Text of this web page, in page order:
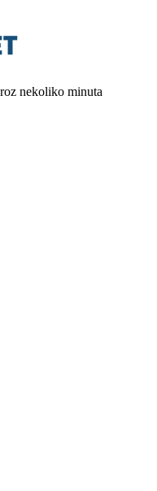
nekoliko minuta